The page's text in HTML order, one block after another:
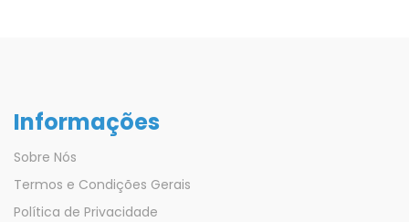
Informações
Sobre Nós
Termos e Condições Gerais
Política de Privacidade